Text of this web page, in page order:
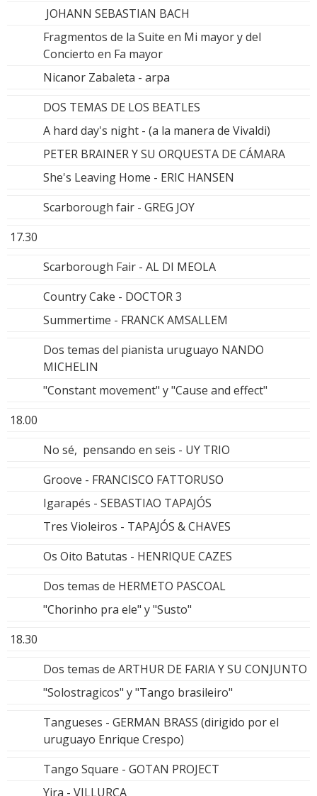
JOHANN SEBASTIAN BACH
Fragmentos de la Suite en Mi mayor y del
Concierto en Fa mayor
Nicanor Zabaleta - arpa
DOS TEMAS DE LOS BEATLES
A hard day's night - (a la manera de Vivaldi)
PETER BRAINER Y SU ORQUESTA DE CÁMARA
She's Leaving Home - ERIC HANSEN
Scarborough fair - GREG JOY
17.30
Scarborough Fair - AL DI MEOLA
Country Cake - DOCTOR 3
Summertime - FRANCK AMSALLEM
Dos temas del pianista uruguayo NANDO
MICHELIN
"Constant movement" y "Cause and effect"
18.00
No sé, pensando en seis - UY TRIO
Groove - FRANCISCO FATTORUSO
Igarapés - SEBASTIAO TAPAJÓS
Tres Violeiros - TAPAJÓS & CHAVES
Os Oito Batutas - HENRIQUE CAZES
Dos temas de HERMETO PASCOAL
"Chorinho pra ele" y "Susto"
18.30
Dos temas de ARTHUR DE FARIA Y SU CONJUNTO
"Solostragicos" y "Tango brasileiro"
Tangueses - GERMAN BRASS (dirigido por el
uruguayo Enrique Crespo)
Tango Square - GOTAN PROJECT
Yira - VILLURCA